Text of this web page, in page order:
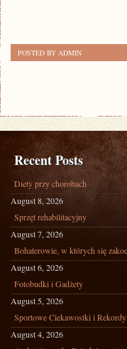
POSTED BY ADMIN
Recent Posts
Diety przy chorobach
August 8, 2026
Sprzęt rehabilitacyjny
August 7, 2026
Bohaterowie, w których się
August 6, 2026
Fotobudki i Gadżety
August 5, 2026
Sportowe Ciekawostki i Rekordy
August 4, 2026